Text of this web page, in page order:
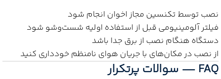
نصب توسط تکنسین مجاز اخوان انجام شود
فیلتر آلومینیومی قبل از استفاده اولیه شست‌وشو شود
دستگاه هنگام نصب از برق جدا باشد
از نصب در مکان‌های با جریان هوای نامنظم خودداری کنید
FAQ — سوالات پرتکرار